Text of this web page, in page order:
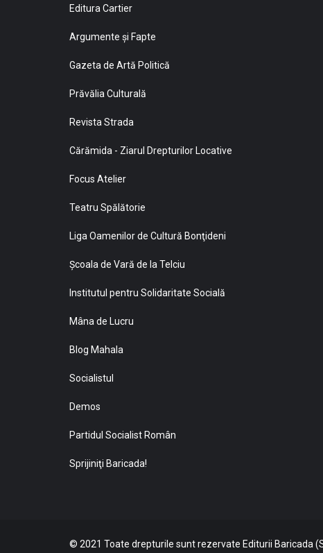
Editura Cartier
Argumente și Fapte
Gazeta de Artă Politică
Prăvălia Culturală
Revista Strada
Cărămida - Ziarul Drepturilor Locative
Focus Atelier
Teatru Spălătorie
Liga Oamenilor de Cultură Bonţideni
Şcoala de Vară de la Telciu
Institutul pentru Solidaritate Socială
Mâna de Lucru
Blog Mahala
Socialistul
Demos
Partidul Socialist Român
Sprijiniţi Baricada!
© 2021 Toate drepturile sunt rezervate Editurii Baricada